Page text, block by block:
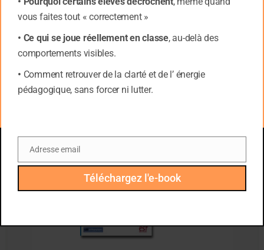
Rédactrice de plusieurs sites en ligne
Web pédagogique “meilleur blog
pédagogique” dans la catégorie
“primaire”, elle est aussi l‘auteur de
l’ouvrage “Un projet pour repenser la
vous faites tout « correctement »
• Ce qui se joue réellement en classe, au-delà des
comportements visibles.
• Comment retrouver de la clarté et de l’ énergie
pédagogique, sans forcer ni lutter.
Email
Adresse email
Téléchargez l'e-book